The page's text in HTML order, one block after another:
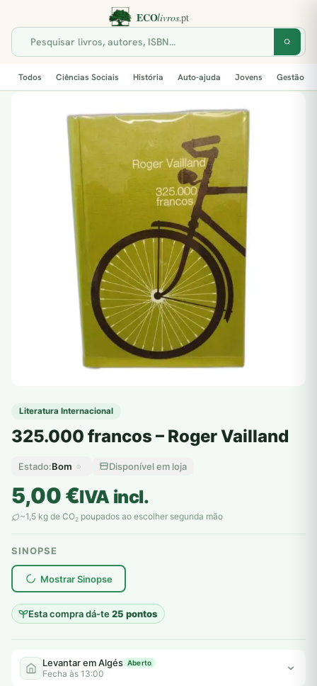
Todos Ciências Sociais História Auto-ajuda Jovens Gestão
Literatura Internacional
325.000 francos – Roger Vailland
Estado:Bom Disponível em loja
5,00€IVA incl.
~1,5 kg de CO2 poupados ao escolher segunda mão
SINOPSE
Mostrar Sinopse
Esta compra dá-te25 pontos
plantar árvores reais
Levantar em Algés Aberto
Fecha às 13:00